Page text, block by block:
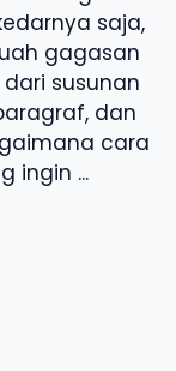
saja,
gagasan
susunan
dan
cara
ingin ...